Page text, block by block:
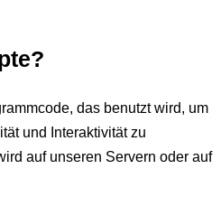
das benutzt wird, um
und Interaktivität zu
auf unseren Servern oder auf